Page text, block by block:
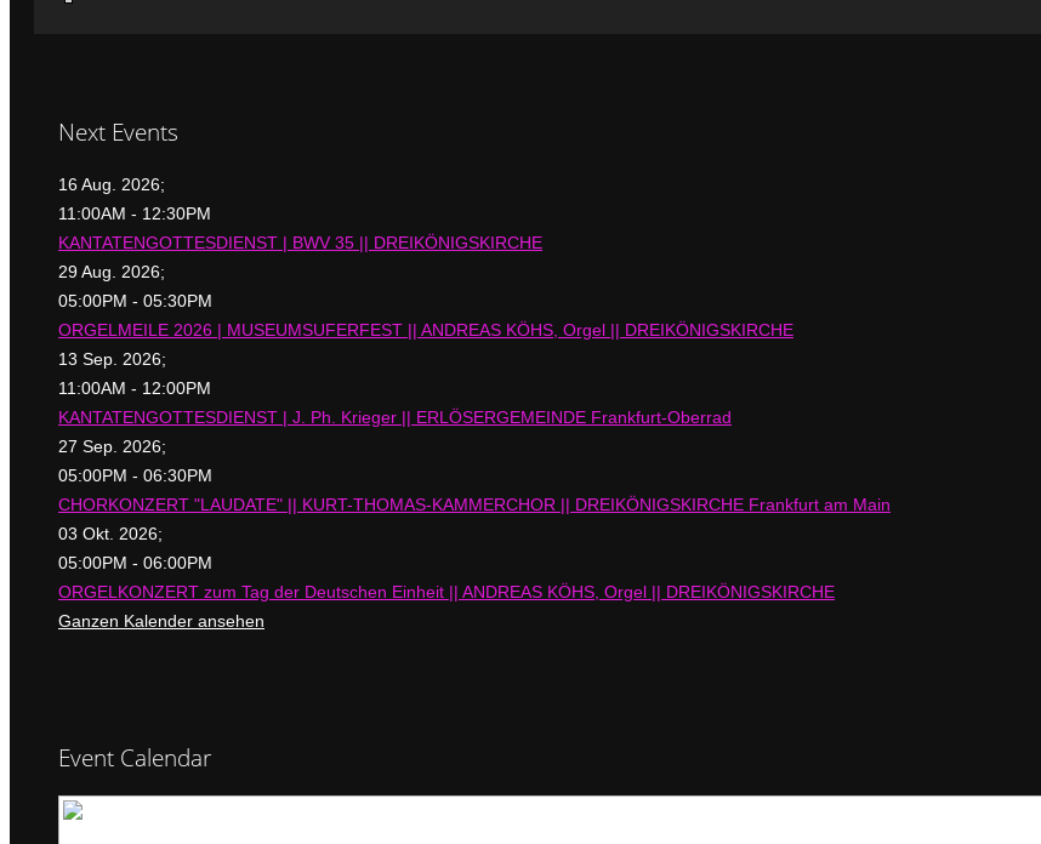
Next Events
16 Aug. 2026;
11:00AM - 12:30PM
KANTATENGOTTESDIENST | BWV 35 || DREIKÖNIGSKIRCHE
29 Aug. 2026;
05:00PM - 05:30PM
ORGELMEILE 2026 | MUSEUMSUFERFEST || ANDREAS KÖHS, Orgel || DREIKÖNIGSKIRCHE
13 Sep. 2026;
11:00AM - 12:00PM
KANTATENGOTTESDIENST | J. Ph. Krieger || ERLÖSERGEMEINDE Frankfurt-Oberrad
27 Sep. 2026;
05:00PM - 06:30PM
CHORKONZERT "LAUDATE" || KURT-THOMAS-KAMMERCHOR || DREIKÖNIGSKIRCHE Frankfurt am Main
03 Okt. 2026;
05:00PM - 06:00PM
ORGELKONZERT zum Tag der Deutschen Einheit || ANDREAS KÖHS, Orgel || DREIKÖNIGSKIRCHE
Ganzen Kalender ansehen
Event Calendar